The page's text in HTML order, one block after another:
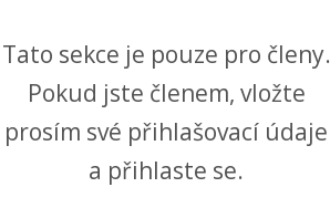
Tato sekce je pouze pro členy.
Pokud jste členem, vložte
prosím své přihlašovací údaje
a přihlaste se.